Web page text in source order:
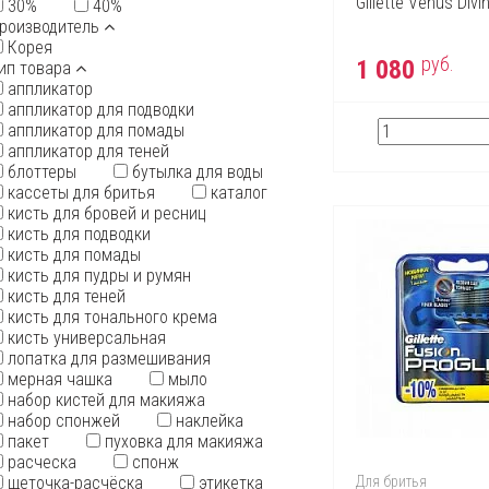
30%
40%
Корея
товара
аппликатор
аппликатор для подводки
аппликатор для помады
аппликатор для теней
блоттеры
бутылка для воды
кассеты для бритья
каталог
кисть для бровей и ресниц
кисть для подводки
кисть для помады
кисть для пудры и румян
кисть для теней
кисть для тонального крема
кисть универсальная
лопатка для размешивания
мерная чашка
мыло
набор кистей для макияжа
набор спонжей
наклейка
пакет
пуховка для макияжа
расческа
спонж
щеточка-расчёска
этикетка
1 080 руб.
Для бритья